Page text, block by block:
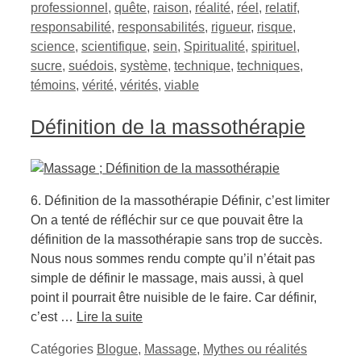
professionnel , quête, raison, réalité, réel , relatif,
responsabilité, responsabilités, rigueur, risque,
science, scientifique, sein, Spiritualité, spirituel ,
sucre, suédois, système, technique, techniques,
témoins, vérité, vérités, viable
Définition de la massothérapie
6. Définition de la massothérapie Définir, c’est limiter
On a tenté de réfléchir sur ce que pouvait être la
définition de la massothérapie sans trop de succès.
Nous nous sommes rendu compte qu’il n’était pas
simple de définir le massage, mais aussi, à quel
point il pourrait être nuisible de le faire. Car définir,
c’est … Lire la suite
Catégories Blogue, Massage, Mythes ou réalités